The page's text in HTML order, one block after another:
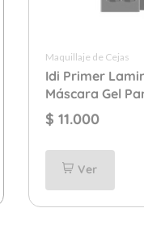
Maquillaje de Cejas
Idi Primer
Máscara Gel
Brow Ritual Nº 3
Oscuro
$ 11.000
Ver